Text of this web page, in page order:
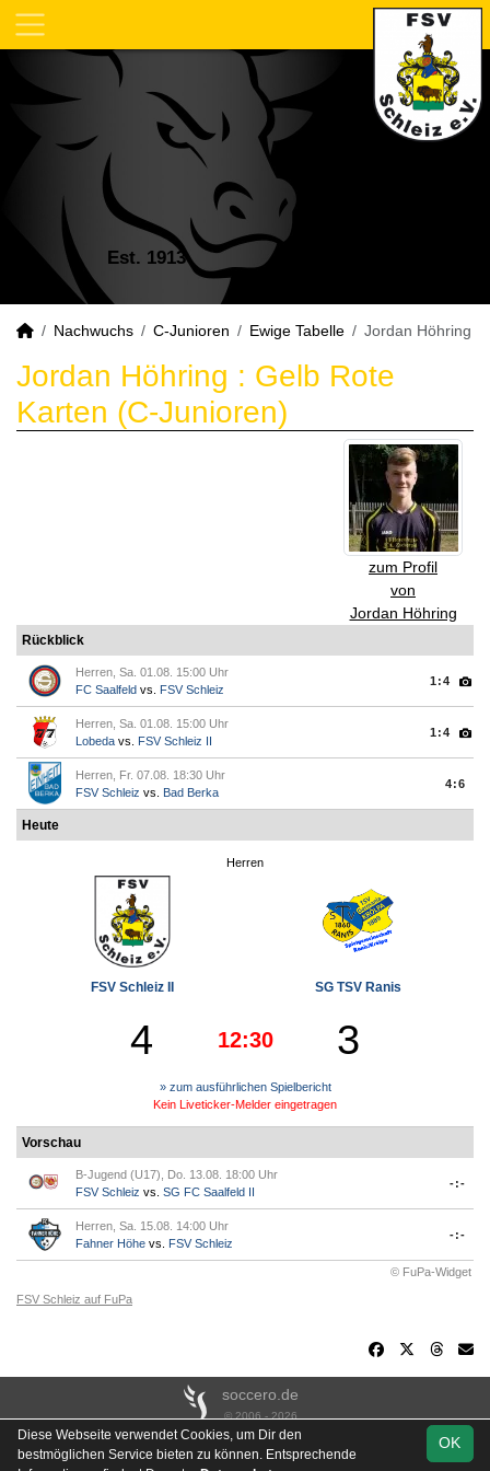
Est. 1913
Nachwuchs C-Junioren Ewige Tabelle Jordan Höhring
Jordan Höhring : Gelb Rote
Karten (C-Junioren)
zum Profil
von
Jordan Höhring
Rückblick
Herren, Sa. 01.08. 15:00 Uhr
FC Saalfeld vs. FSV Schleiz
1:4
Herren, Sa. 01.08. 15:00 Uhr
Lobeda vs. FSV Schleiz II
1:4
Herren, Fr. 07.08. 18:30 Uhr
FSV Schleiz vs. Bad Berka
4:6
Heute
Herren
FSV Schleiz II SG TSV Ranis
4 12:30 3
» zum ausführlichen Spielbericht
Kein Liveticker-Melder eingetragen
Vorschau
B-Jugend (U17), Do. 13.08. 18:00 Uhr
FSV Schleiz vs. SG FC Saalfeld II
-:-
Herren, Sa. 15.08. 14:00 Uhr
Fahner Höhe vs. FSV Schleiz
-:-
© FuPa-Widget
FSV Schleiz auf FuPa
soccero.de
© 2006 - 2026
Besucherstatistik Kontakt Impressum Links
Datenschutz
OK
Diese Webseite verwendet Cookies, um Dir den
bestmöglichen Service bieten zu können. Entsprechende